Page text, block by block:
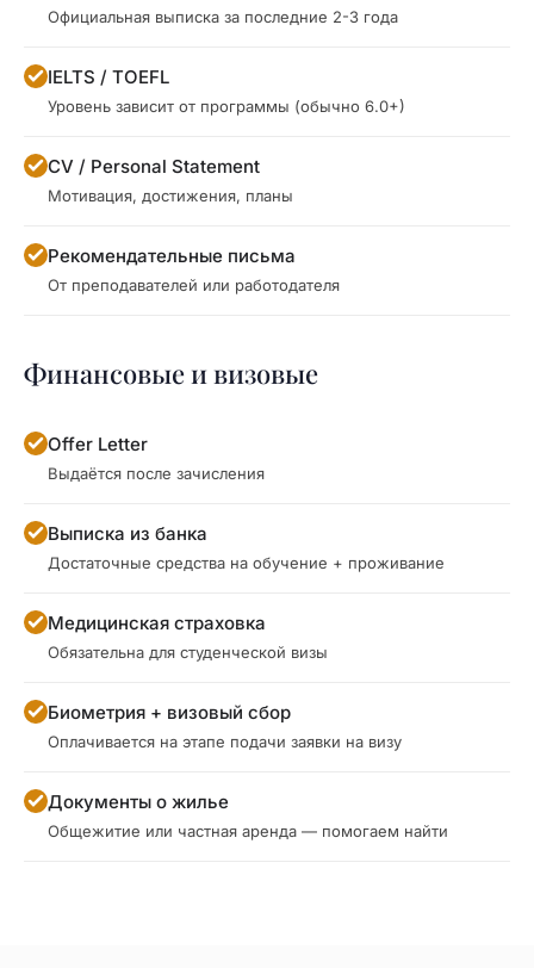
Официальная выписка за последние 2-3 года
IELTS / TOEFL
Уровень зависит от программы (обычно 6.0+)
CV / Personal Statement
Мотивация, достижения, планы
Рекомендательные письма
От преподавателей или работодателя
Финансовые и визовые
Offer Letter
Выдаётся после зачисления
Выписка из банка
Достаточные средства на обучение + проживание
Медицинская страховка
Обязательна для студенческой визы
Биометрия + визовый сбор
Оплачивается на этапе подачи заявки на визу
Документы о жилье
Общежитие или частная аренда — помогаем найти